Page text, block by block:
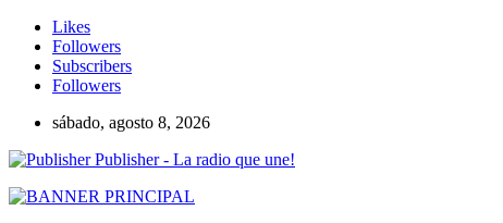
Likes
Followers
Subscribers
Followers
sábado, agosto 8, 2026
Publisher - La radio que une!